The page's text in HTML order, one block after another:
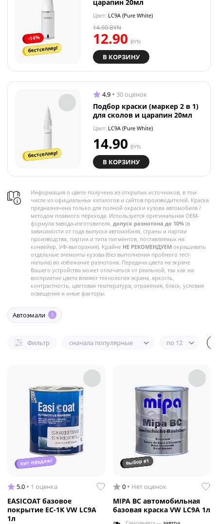
-14%
бестселлер!
царапин 20мл
Цвет: LC9A (Pure White)
12.90 BYN
14.90BYN
В КОРЗИНУ
бестселлер!
4.9 30 оценок
Подбор краски (маркер 2 в 1)
для сколов и царапин 20мл
Цвет: LC9A (Pure White)
14.90 BYN
В КОРЗИНУ
Информация о цвете получена из открытых источников, в том
числе из официальных каталогов и сайтов производителей. Краска
предназначена только для полной окраски кузова автомобиля /
методом плавного перехода. Используется оригинальная OEM-
формула завода-изготовителя, допуск разнотона до 10% (в
зависимости от года выпуска автомобиля, страны и партии
производства, партии и типа пигментов, поставляемых на
конвейер, УФ-выгорания). Крайне НЕ РЕКОМЕНДУЕМ окрашивать
отдельные элементы кузова (без выполнения пробного тест-
напыла) во избежание разнотона. Передача цвета на экране
Вашего устройства может отличаться от реальной, так как на
восприятие цвета влияют технология экрана, яркость,
контрастность, цветовая температура, отражения, блеск, условия
освещения и иные факторы.
Автоэмали 5
Фильтр сначала популярные по 12
хит продаж!
5.0 1 оценка
EASICOAT базовое
покрытие EC-1K VW LC9A
1л
выбор #1
0 Нет оценок
MIPA BC автомобильная
базовая краска VW LC9A 1л